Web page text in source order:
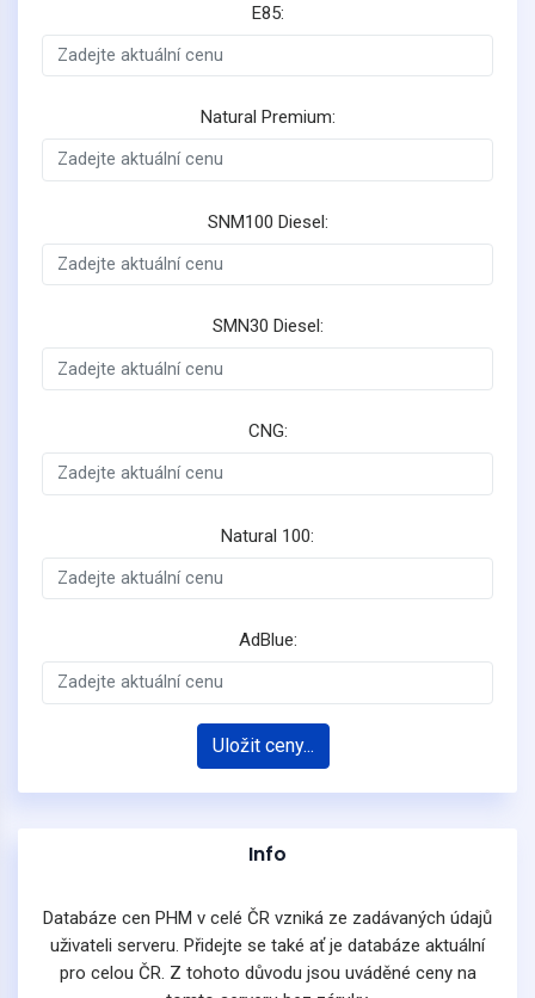
E85:
Natural Premium:
SNM100 Diesel:
SMN30 Diesel:
CNG:
Natural 100:
AdBlue:
Uložit ceny...
Info
Databáze cen PHM v celé ČR vzniká ze zadávaných údajů
uživateli serveru. Přidejte se také ať je databáze aktuální
pro celou ČR. Z tohoto důvodu jsou uváděné ceny na